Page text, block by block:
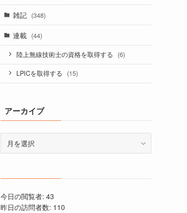
雑記 (348)
連載 (44)
陸上無線技術士の資格を取得する (6)
LPICを取得する (15)
アーカイブ
ブ
今日の閲覧者: 43
昨日の訪問者数: 110